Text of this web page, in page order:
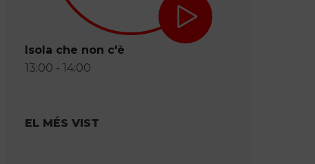
Isola che non c'è
13:00 - 14:00
EL MÉS VIST